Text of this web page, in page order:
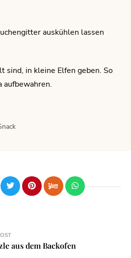
auskühlen lassen
sind, in kleine Elfen geben. So
aufbewahren.
aus dem Backofen